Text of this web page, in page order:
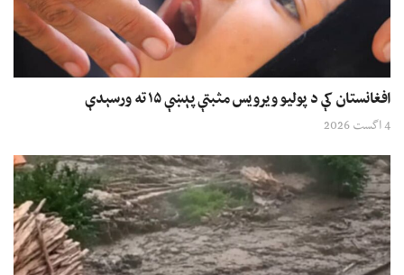
افغانستان کې د پولیو ویرویس مثبتې پېښې ۱۵ ته ورسېدې
4 اگست 2026